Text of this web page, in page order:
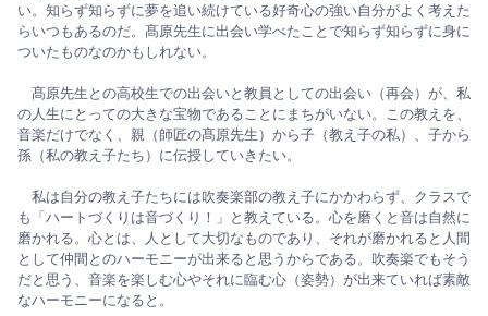
い。知らず知らずに夢を追い続けている好奇心の強い自分がよく考えた
らいつもあるのだ。髙原先生に出会い学べたことで知らず知らずに身に
ついたものなのかもしれない。
髙原先生との高校生での出会いと教員としての出会い（再会）が、私
の人生にとっての大きな宝物であることにまちがいない。この教えを、
音楽だけでなく、親（師匠の髙原先生）から子（教え子の私）、子から
孫（私の教え子たち）に伝授していきたい。
私は自分の教え子たちには吹奏楽部の教え子にかかわらず、クラスで
も「ハートづくりは音づくり！」と教えている。心を磨くと音は自然に
磨かれる。心とは、人として大切なものであり、それが磨かれると人間
として仲間とのハーモニーが出来ると思うからである。吹奏楽でもそう
だと思う、音楽を楽しむ心やそれに臨む心（姿勢）が出来ていれば素敵
なハーモニーになると。